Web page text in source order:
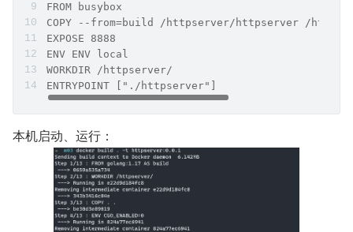
FROM busybox
COPY --from=build /httpserver/httpserver /
EXPOSE 8888
ENV ENV local
WORKDIR /httpserver/
ENTRYPOINT ["./httpserver"]
本机启动、运行：